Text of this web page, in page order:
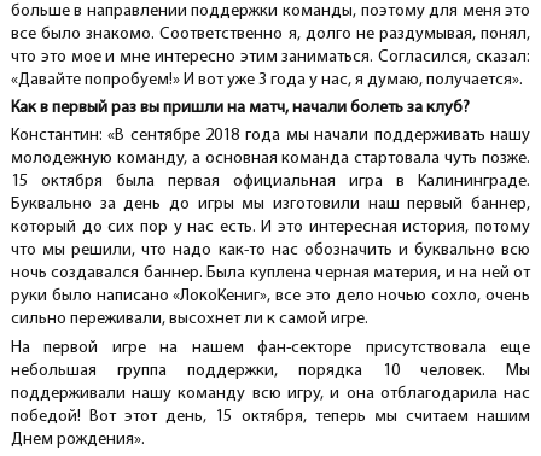
больше в направлении поддержки команды, поэтому для меня это
все было знакомо. Соответственно я, долго не раздумывая, понял,
что это мое и мне интересно этим заниматься. Согласился, сказал:
«Давайте попробуем!» И вот уже 3 года у нас, я думаю, получается».
Как в первый раз вы пришли на матч, начали болеть за клуб?
Константин: «В сентябре 2018 года мы начали поддерживать нашу
молодежную команду, а основная команда стартовала чуть позже.
15 октября была первая официальная игра в Калининграде.
Буквально за день до игры мы изготовили наш первый баннер,
который до сих пор у нас есть. И это интересная история, потому
что мы решили, что надо как-то нас обозначить и буквально всю
ночь создавался баннер. Была куплена черная материя, и на ней от
руки было написано «ЛокоКениг», все это дело ночью сохло, очень
сильно переживали, высохнет ли к самой игре.
На первой игре на нашем фан-секторе присутствовала еще
небольшая группа поддержки, порядка 10 человек. Мы
поддерживали нашу команду всю игру, и она отблагодарила нас
победой! Вот этот день, 15 октября, теперь мы считаем нашим
Днем рождения».